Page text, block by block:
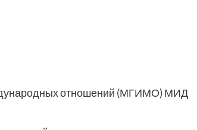
отношений (МГИМО) МИД